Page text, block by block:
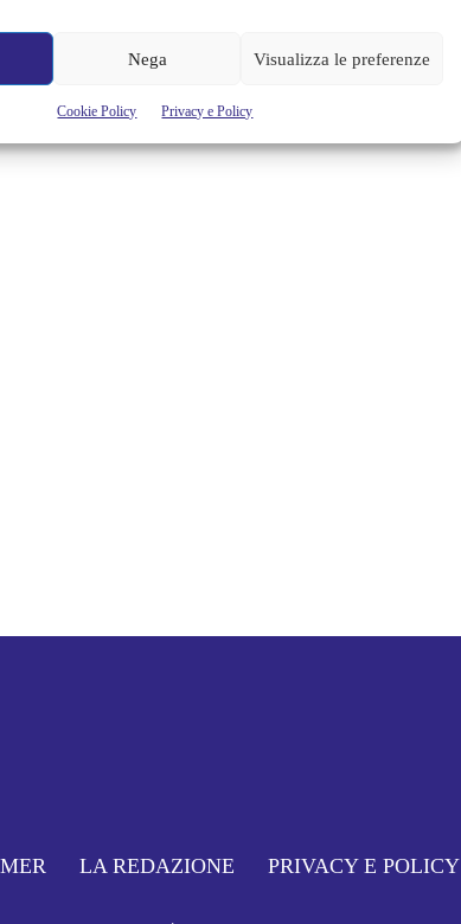
Nega Visualizza le preferenze
Cookie Policy Privacy e Policy
LA REDAZIONE PRIVACY E POLICY